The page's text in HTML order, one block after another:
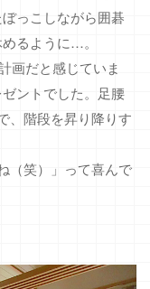
っこしながら囲碁
るように…。
画だと感じていま
ントでした。足腰
、階段を昇り降りす
（笑）」って喜んで